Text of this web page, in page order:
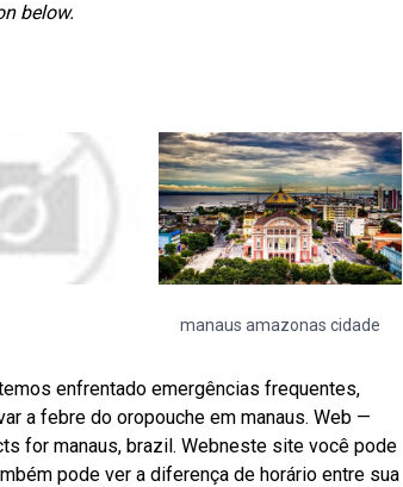
below.
manaus amazonas cidade
enfrentado emergências frequentes,
a febre do oropouche em manaus. Web —
for manaus, brazil. Webneste site você pode
pode ver a diferença de horário entre sua